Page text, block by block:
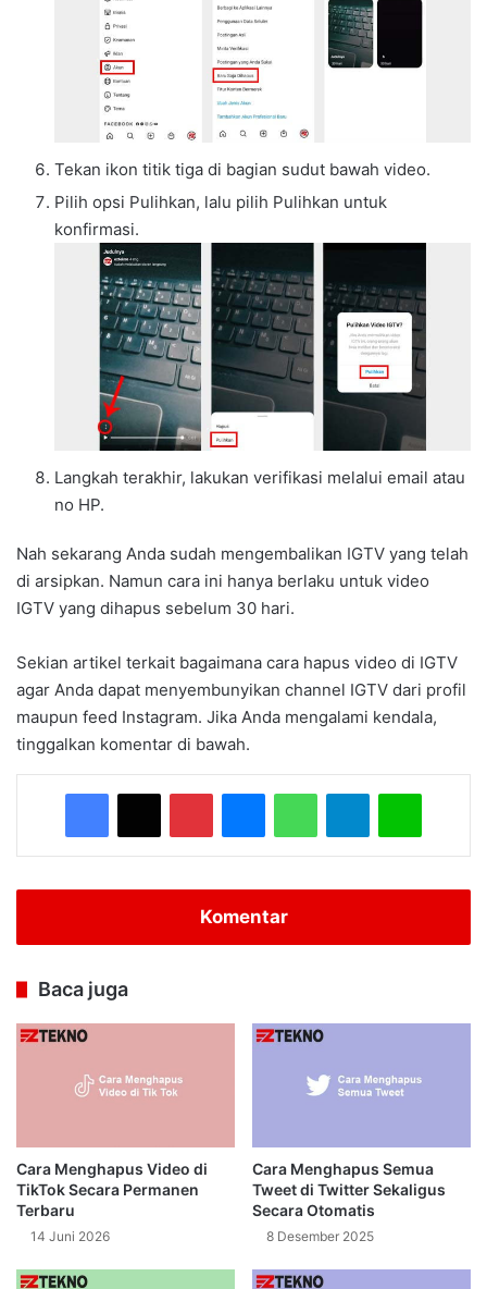
Tekan ikon titik tiga di bagian sudut bawah video.
Pilih opsi Pulihkan, lalu pilih Pulihkan untuk
konfirmasi.
Langkah terakhir, lakukan verifikasi melalui email atau
no HP.
Nah sekarang Anda sudah mengembalikan IGTV yang telah
di arsipkan. Namun cara ini hanya berlaku untuk video
IGTV yang dihapus sebelum 30 hari.
Sekian artikel terkait bagaimana cara hapus video di IGTV
agar Anda dapat menyembunyikan channel IGTV dari profil
maupun feed Instagram. Jika Anda mengalami kendala,
tinggalkan komentar di bawah.
Facebook
X PinterestMessengerWhatsAppTelegramLine
Komentar
Baca juga
Cara Menghapus Video di
TikTok Secara Permanen
Terbaru
14 Juni 2026
Cara Menghapus Semua
Tweet di Twitter Sekaligus
Secara Otomatis
8 Desember 2025